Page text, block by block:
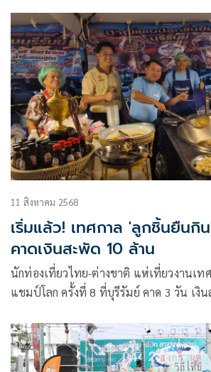
11 สิงหาคม 2568
เริ่มแล้ว! เทศกาล 'ลูกชิ้นยืนกิ
คาดเงินสะพัด 10 ล้าน
นักท่องเที่ยวไทย-ต่างชาติ แห่เที่ยวงานเท
แชมป์โลก ครั้งที่ 8 ที่บุรีรัมย์ คาด 3 วัน เงิ